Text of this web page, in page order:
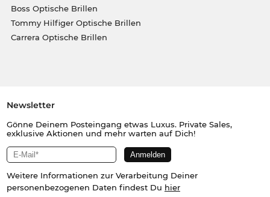
Boss Optische Brillen
Tommy Hilfiger Optische Brillen
Carrera Optische Brillen
Newsletter
Gönne Deinem Posteingang etwas Luxus. Private Sales,
exklusive Aktionen und mehr warten auf Dich!
Weitere Informationen zur Verarbeitung Deiner
personenbezogenen Daten findest Du hier